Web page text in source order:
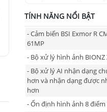
TÍNH NĂNG NỔI BẬT
- Cảm biến BSI Exmor R
61MP
- Bộ xử lý hình ảnh BIONZ
- Bộ xử lý AI nhận dạng
hơn và nhận dạng được
hơn
- Ổn định hình ảnh 8